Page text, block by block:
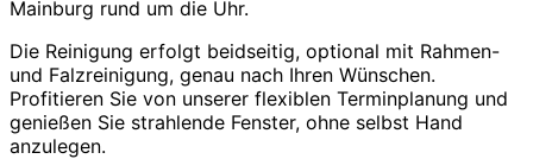
Mainburg rund um die Uhr.
Die Reinigung erfolgt beidseitig, optional mit Rahmen-
und Falzreinigung, genau nach Ihren Wünschen.
Profitieren Sie von unserer flexiblen Terminplanung und
genießen Sie strahlende Fenster, ohne selbst Hand
anzulegen.